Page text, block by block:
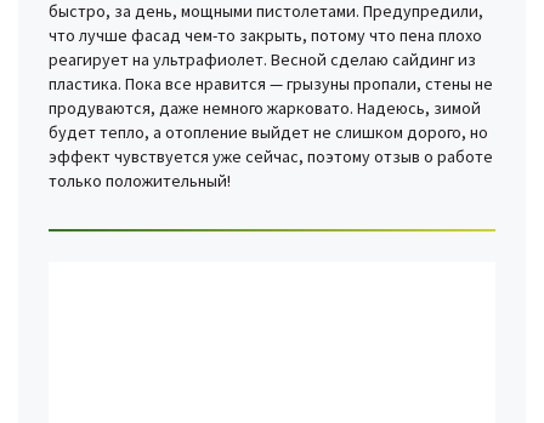
быстро, за день, мощными пистолетами. Предупредили,
что лучше фасад чем-то закрыть, потому что пена плохо
реагирует на ультрафиолет. Весной сделаю сайдинг из
пластика. Пока все нравится — грызуны пропали, стены не
продуваются, даже немного жарковато. Надеюсь, зимой
будет тепло, а отопление выйдет не слишком дорого, но
эффект чувствуется уже сейчас, поэтому отзыв о работе
только положительный!